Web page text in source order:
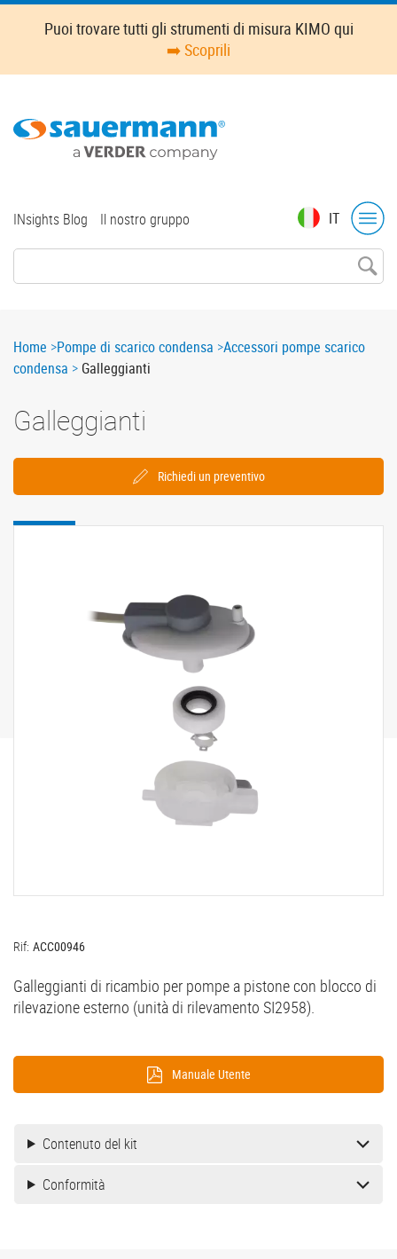
Skip
content
Puoi trovare tutti gli strumenti di misura KIMO qui
➡️ Scoprili
IT
Top
INsights Blog Il nostro gruppo
Breadcrumb
Home Pompe di scarico condensa Accessori pompe scarico
condensa
Galleggianti
Galleggianti
Richiedi un preventivo
Rif: ACC00946
Galleggianti di ricambio per pompe a pistone con blocco di
rilevazione esterno (unità di rilevamento SI2958).
Manuale Utente
Contenuto del kit
Conformità